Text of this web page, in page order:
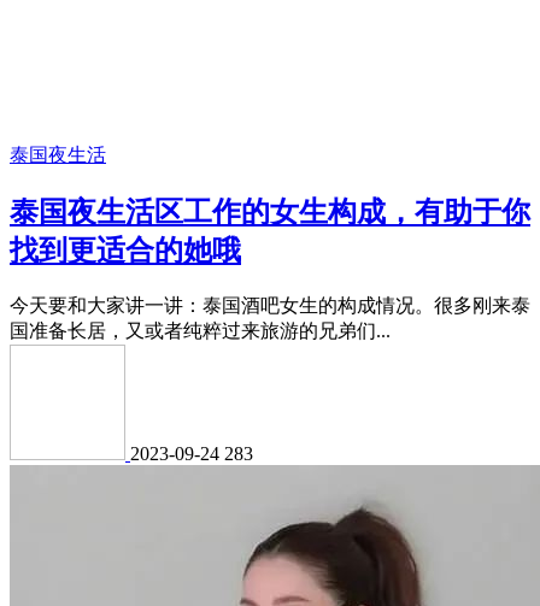
泰国夜生活
泰国夜生活区工作的女生构成，有助于你
找到更适合的她哦
今天要和大家讲一讲：泰国酒吧女生的构成情况。很多刚来泰
国准备长居，又或者纯粹过来旅游的兄弟们...
2023-09-24 283